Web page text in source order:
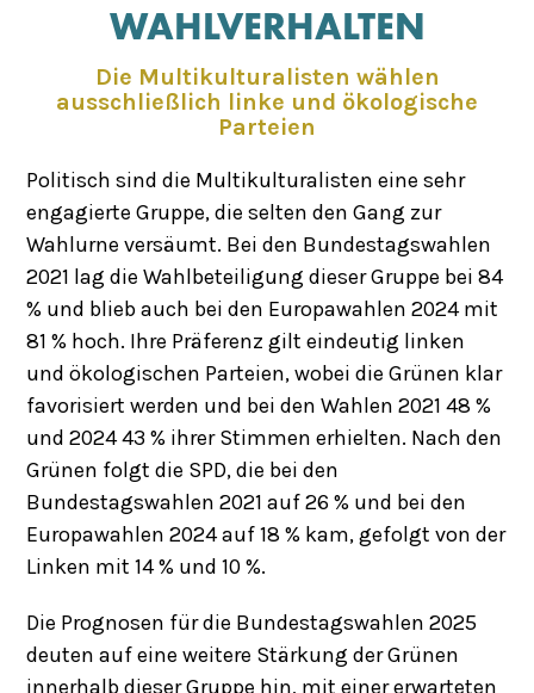
WAHLVERHALTEN
Die Multikulturalisten wählen
ausschließlich linke und ökologische
Parteien
Politisch sind die Multikulturalisten eine sehr
engagierte Gruppe, die selten den Gang zur
Wahlurne versäumt. Bei den Bundestagswahlen
2021 lag die Wahlbeteiligung dieser Gruppe bei 84
% und blieb auch bei den Europawahlen 2024 mit
81 % hoch. Ihre Präferenz gilt eindeutig linken
und ökologischen Parteien, wobei die Grünen klar
favorisiert werden und bei den Wahlen 2021 48 %
und 2024 43 % ihrer Stimmen erhielten. Nach den
Grünen folgt die SPD, die bei den
Bundestagswahlen 2021 auf 26 % und bei den
Europawahlen 2024 auf 18 % kam, gefolgt von der
Linken mit 14 % und 10 %.
Die Prognosen für die Bundestagswahlen 2025
deuten auf eine weitere Stärkung der Grünen
innerhalb dieser Gruppe hin, mit einer erwarteten